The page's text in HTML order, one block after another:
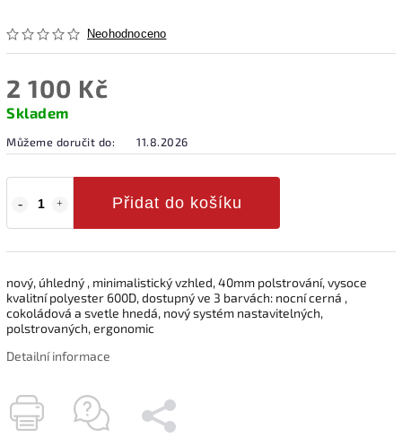
Neohodnoceno
2 100 Kč
Skladem
Můžeme doručit do: 11.8.2026
Přidat do košíku
nový, úhledný , minimalistický vzhled, 40mm polstrování, vysoce
kvalitní polyester 600D, dostupný ve 3 barvách: nocní cerná ,
cokoládová a svetle hnedá, nový systém nastavitelných,
polstrovaných, ergonomic
Detailní informace